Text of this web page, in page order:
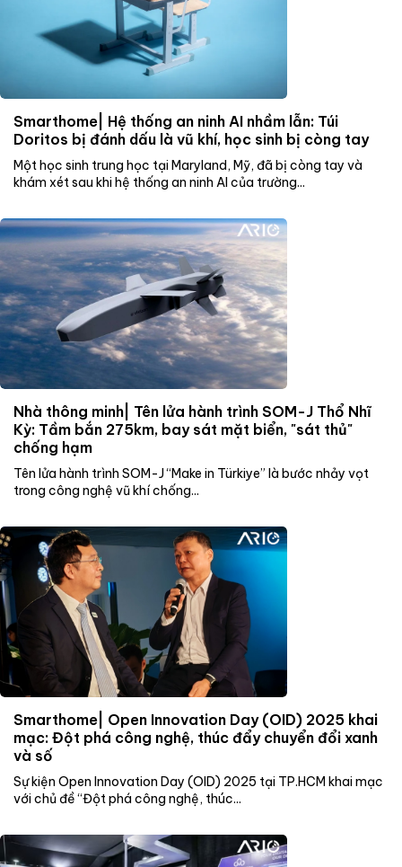
Smarthome| Hệ thống an ninh AI nhầm lẫn: Túi
Doritos bị đánh dấu là vũ khí, học sinh bị còng tay
Một học sinh trung học tại Maryland, Mỹ, đã bị còng tay và
khám xét sau khi hệ thống an ninh AI của trường...
Nhà thông minh| Tên lửa hành trình SOM-J Thổ Nhĩ
Kỳ: Tầm bắn 275km, bay sát mặt biển, "sát thủ"
chống hạm
Tên lửa hành trình SOM-J “Make in Türkiye” là bước nhảy vọt
trong công nghệ vũ khí chống...
Smarthome| Open Innovation Day (OID) 2025 khai
mạc: Đột phá công nghệ, thúc đẩy chuyển đổi xanh
và số
Sự kiện Open Innovation Day (OID) 2025 tại TP.HCM khai mạc
với chủ đề “Đột phá công nghệ, thúc...